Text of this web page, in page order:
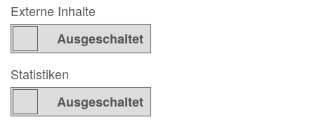
Externe Inhalte
Statistiken